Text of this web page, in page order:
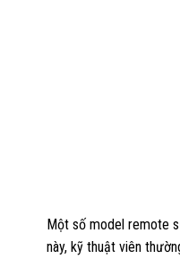
Một số model remote
này, kỹ thuật viên